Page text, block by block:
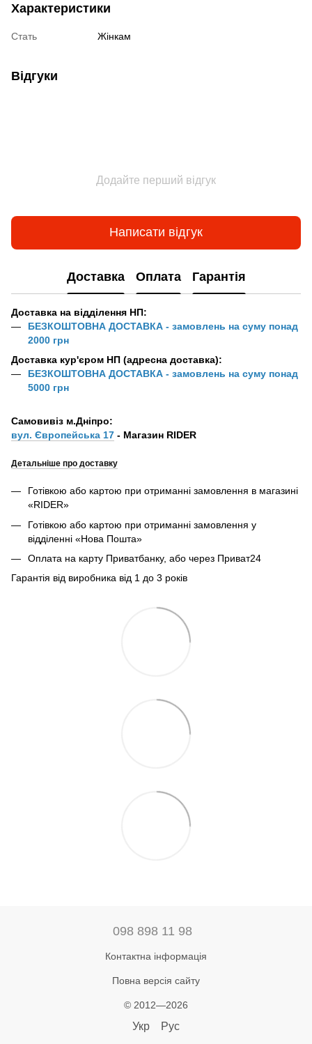
Характеристики
Стать Жінкам
Відгуки
Додайте перший відгук
Написати відгук
Доставка Оплата Гарантія
Доставка на відділення НП:
БЕЗКОШТОВНА ДОСТАВКА - замовлень на суму понад
2000 грн
Доставка кур'єром НП (адресна доставка):
БЕЗКОШТОВНА ДОСТАВКА - замовлень на суму понад
5000 грн
Самовивіз м.Дніпро:
вул. Європейська 17 - Магазин RIDER
Детальніше про доставку
Готівкою або картою при отриманні замовлення в магазині
«RIDER»
Готівкою або картою при отриманні замовлення у
відділенні «Нова Пошта»
Оплата на карту Приватбанку, або через Приват24
Гарантія від виробника від 1 до 3 років
098 898 11 98
Контактна інформація
Повна версія сайту
© 2012—2026
Укр Рус